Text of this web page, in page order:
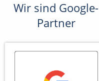
Wir sind Google-
Partner